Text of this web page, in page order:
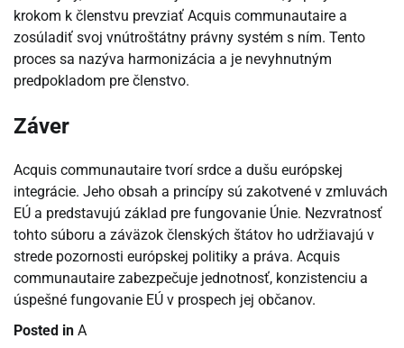
krokom k členstvu prevziať Acquis communautaire a
zosúladiť svoj vnútroštátny právny systém s ním. Tento
proces sa nazýva harmonizácia a je nevyhnutným
predpokladom pre členstvo.
Záver
Acquis communautaire tvorí srdce a dušu európskej
integrácie. Jeho obsah a princípy sú zakotvené v zmluvách
EÚ a predstavujú základ pre fungovanie Únie. Nezvratnosť
tohto súboru a záväzok členských štátov ho udržiavajú v
strede pozornosti európskej politiky a práva. Acquis
communautaire zabezpečuje jednotnosť, konzistenciu a
úspešné fungovanie EÚ v prospech jej občanov.
Posted in A